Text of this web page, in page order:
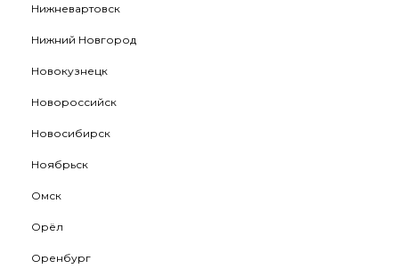
Нижневартовск
Нижний Новгород
Новокузнецк
Новороссийск
Новосибирск
Ноябрьск
Омск
Орёл
Оренбург